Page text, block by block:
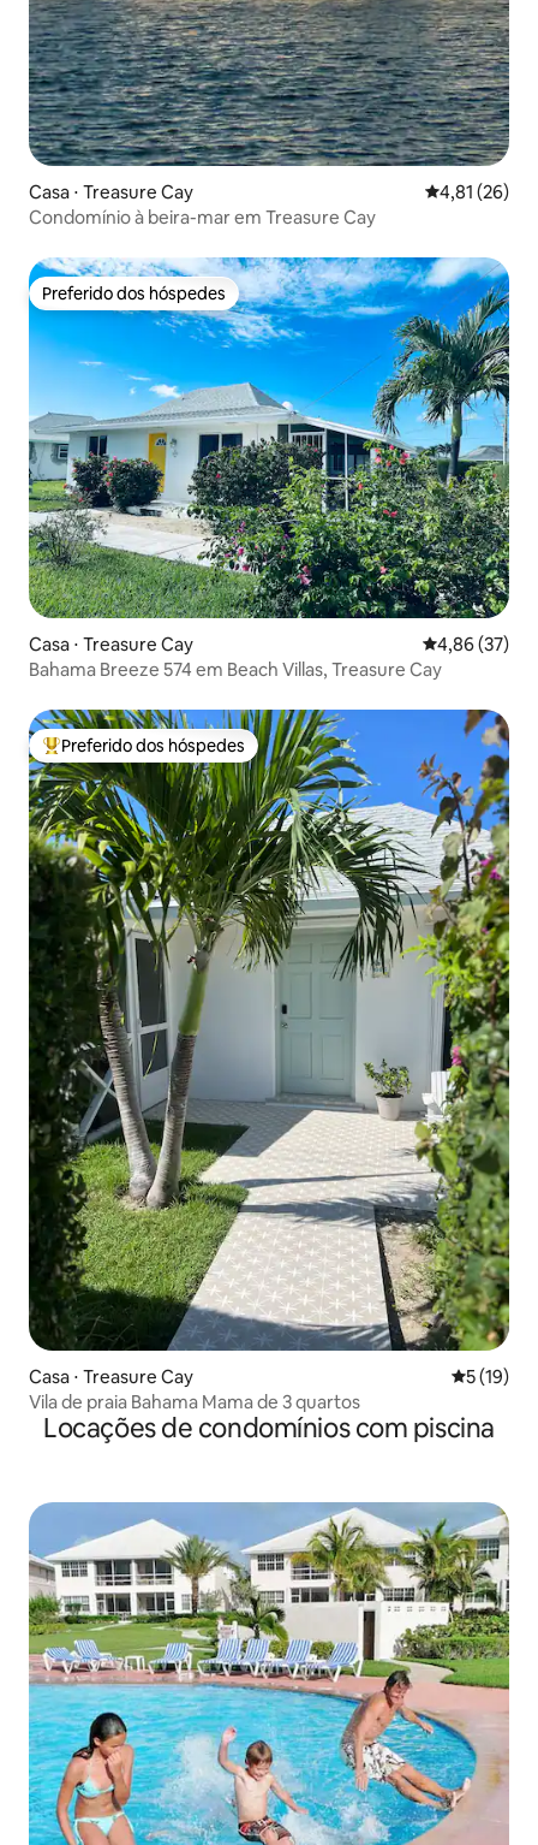
Casa ⋅ Treasure Cay 4,81 de uma
4,81 (26)
Condomínio à beira-mar em Treasure Cay
Preferido dos hóspedes
Preferido dos hóspedes
Casa ⋅ Treasure Cay 4,86 de uma
4,86 (37)
Bahama Breeze 574 em Beach Villas, Treasure Cay
Entre os melhores preferidos dos hóspedes
Preferido dos hóspedes
Casa ⋅ Treasure Cay 5 de uma
5 (19)
Vila de praia Bahama Mama de 3 quartos
Locações de condomínios com piscina